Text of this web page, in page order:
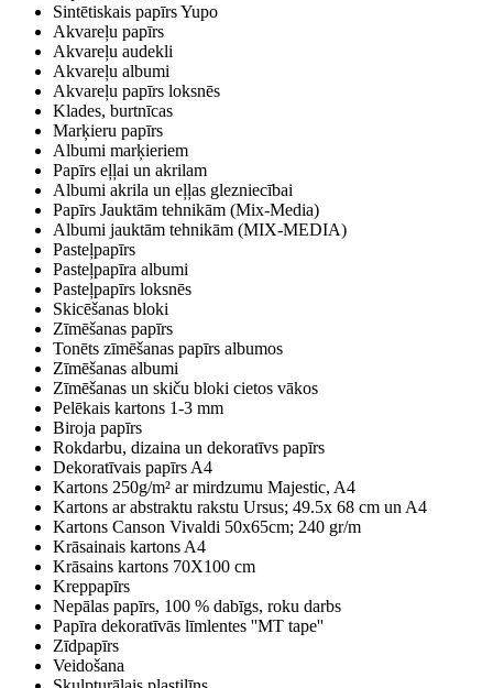
Sintētiskais papīrs Yupo
Akvareļu papīrs
Akvareļu audekli
Akvareļu albumi
Akvareļu papīrs loksnēs
Klades, burtnīcas
Marķieru papīrs
Albumi marķieriem
Papīrs eļļai un akrilam
Albumi akrila un eļļas glezniecībai
Papīrs Jauktām tehnikām (Mix-Media)
Albumi jauktām tehnikām (MIX-MEDIA)
Pasteļpapīrs
Pasteļpapīra albumi
Pasteļpapīrs loksnēs
Skicēšanas bloki
Zīmēšanas papīrs
Tonēts zīmēšanas papīrs albumos
Zīmēšanas albumi
Zīmēšanas un skiču bloki cietos vākos
Pelēkais kartons 1-3 mm
Biroja papīrs
Rokdarbu, dizaina un dekoratīvs papīrs
Dekoratīvais papīrs A4
Kartons 250g/m² ar mirdzumu Majestic, A4
Kartons ar abstraktu rakstu Ursus; 49.5x 68 cm un A4
Kartons Canson Vivaldi 50x65cm; 240 gr/m
Krāsainais kartons A4
Krāsains kartons 70X100 cm
Kreppapīrs
Nepālas papīrs, 100 % dabīgs, roku darbs
Papīra dekoratīvās līmlentes ''MT tape''
Zīdpapīrs
Veidošana